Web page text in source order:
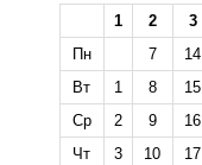
1 2 3
Пн
7 14
Вт
1 8 15
Ср
2 9 16
Чт
3 10 17